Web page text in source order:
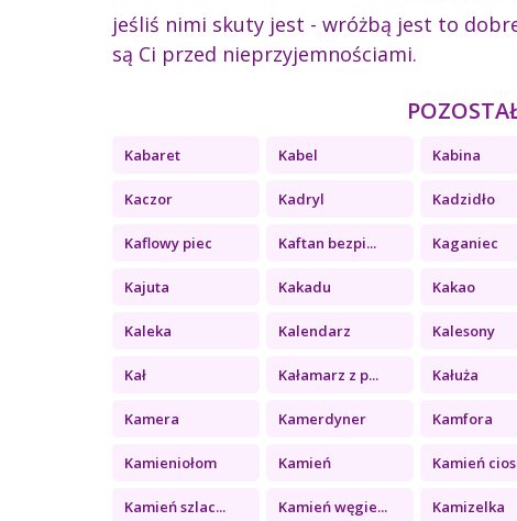
jeśliś nimi skuty jest - wróżbą jest to
są Ci przed nieprzyjemnościami.
Kabaret Kabel Kabina
Kaczor Kadryl Kadzidło
Kaflowy piec Kaftan bezpi... Kaganiec
Kajuta Kakadu Kakao
Kaleka Kalendarz Kalesony
Kał Kałamarz z p... Kałuża
Kamera Kamerdyner Kamfora
Kamieniołom Kamień Kamień
Kamień szlac... Kamień węgie... Kamizelka